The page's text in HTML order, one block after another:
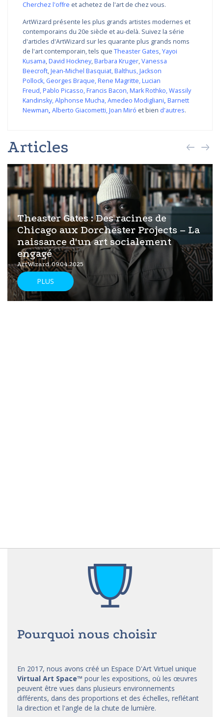
Cherchez l'offre et achetez de l'art de chez vous.
ArtWizard présente les plus grands artistes modernes et
contemporains du 20e siècle et au-delà. Suivez la série
d'articles d'ArtWizard sur les quarante plus grands noms
de l'art contemporain, tels que Theaster Gates,Yayoi
Kusama,David Hockney,Barbara Kruger,Vanessa
Beecroft,Jean-Michel Basquiat,Balthus,Jackson
Pollock, Georges Braque,Rene Magritte,Lucian
Freud,Pablo Picasso,Francis Bacon,Mark Rothko,Wassily
Kandinsky,Alphonse Mucha,Amedeo Modigliani, Barnett
Newman, Alberto Giacometti,Joan Miró et bien d'autres.
Articles
Theaster Gates : Des racines de
Chicago aux Dorchester Projects – La
naissance d'un art socialement
engagé
ArtWizard 09.04.2025
PLUS
Pourquoi nous choisir
En 2017, nous avons créé un Espace D'Art Virtuel unique
Virtual Art Space™ pour les expositions, où les œuvres
peuvent être vues dans plusieurs environnements
différents, dans des proportions et des échelles, reflétant
la direction et l'angle de la chute de lumière.